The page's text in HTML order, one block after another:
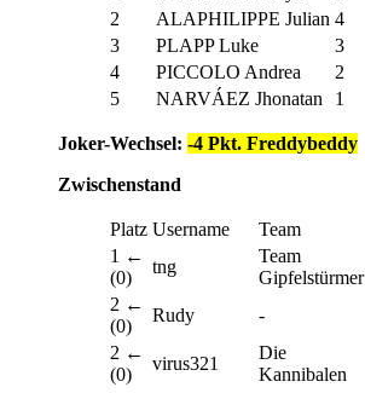
2
ALAPHILIPPE Julian 4
3
PLAPP Luke
3
4
PICCOLO Andrea
2
5
NARVÁEZ Jhonatan 1
Joker-Wechsel: -4 Pkt. Freddybeddy
Zwischenstand
Platz Username Team
1 ←
(0)
tng
Team
Gipfelstürmer
2 ←
(0)
Rudy -
2 ←
(0)
virus321
Die
Kannibalen